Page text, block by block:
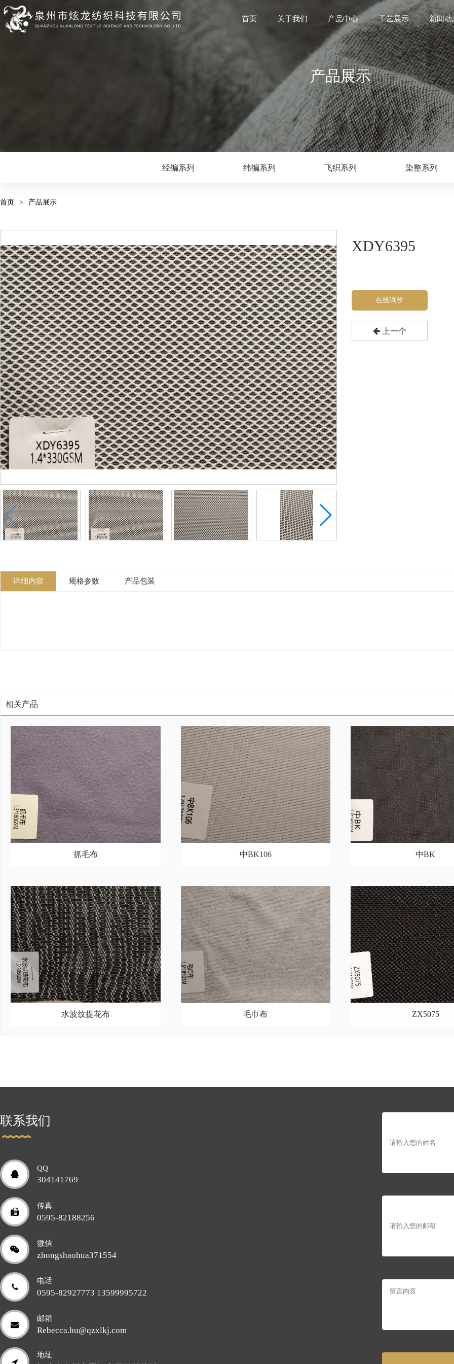
首页 关于我们 产品中心 工艺展示 新闻动
产品展示
经编系列 纬编系列 飞织系列 染整系列
首页 > 产品展示
XDY6395
在线询价
上一个
详细内容 规格参数 产品包装
相关产品
抓毛布 中BK106 中BK
水波纹提花布 毛巾布 ZX5075
联系我们
QQ
304141769
传真
0595-82188256
微信
zhongshaohua371554
电话
0595-82927773 13599995722
邮箱
Rebecca.hu@qzxlkj.com
地址